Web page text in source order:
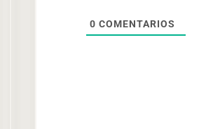
0 COMENTARIOS